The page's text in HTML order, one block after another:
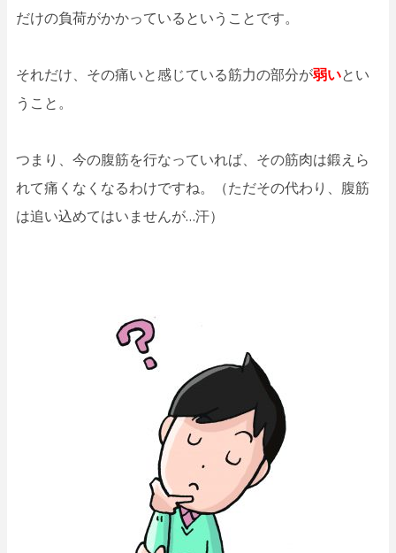
だけの負荷がかかっているということです。
それだけ、その痛いと感じている筋力の部分が弱いとい
うこと。
つまり、今の腹筋を行なっていれば、その筋肉は鍛えら
れて痛くなくなるわけですね。（ただその代わり、腹筋
は追い込めてはいませんが…汗）